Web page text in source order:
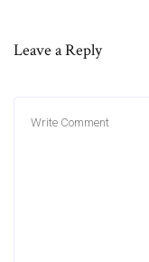
Leave a Reply